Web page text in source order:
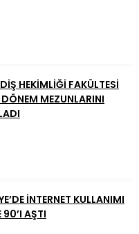
HEKİMLİĞİ FAKÜLTESİ
MEZUNLARINI
İNTERNET KULLANIMI
90’I AŞTI